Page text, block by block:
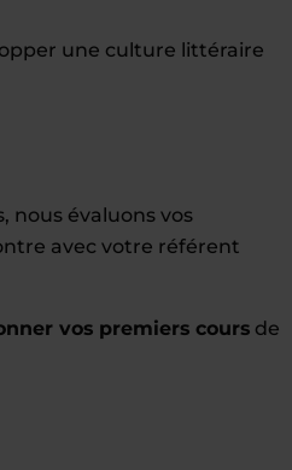
une culture littéraire
nous évaluons vos
avec votre référent
vos premiers cours de